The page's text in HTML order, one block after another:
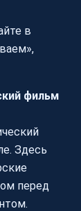
в
фильм
Здесь
перед